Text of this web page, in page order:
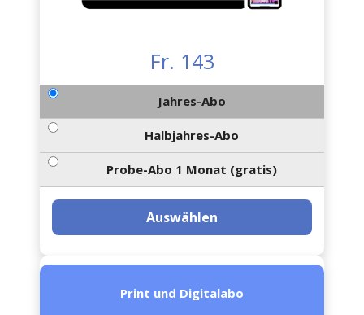
Fr. 143
Jahres-Abo
Halbjahres-Abo
Probe-Abo 1 Monat (gratis)
Auswählen
Print und Digitalabo